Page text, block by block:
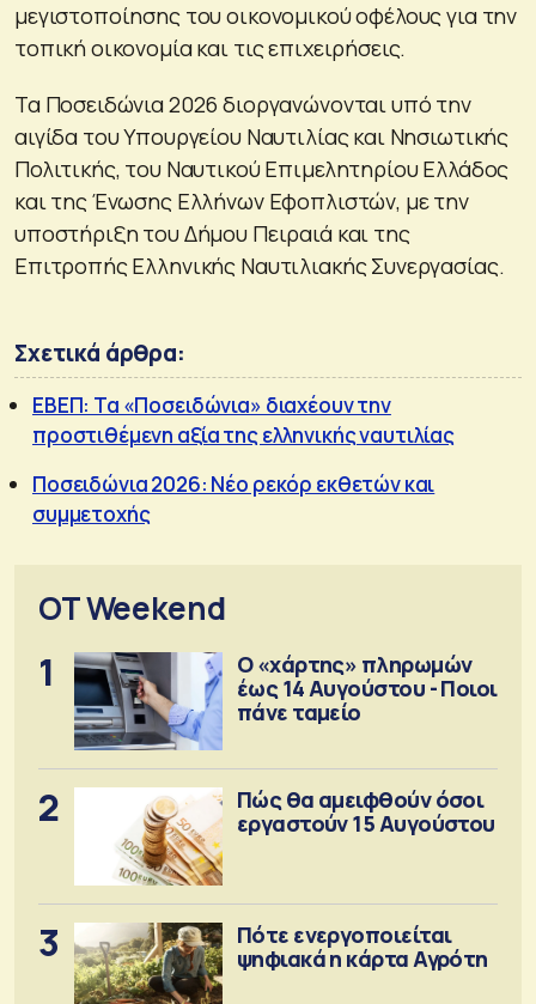
μεγιστοποίησης του οικονομικού οφέλους για την
τοπική οικονομία και τις επιχειρήσεις.
Τα Ποσειδώνια 2026 διοργανώνονται υπό την
αιγίδα του Υπουργείου Ναυτιλίας και Νησιωτικής
Πολιτικής, του Ναυτικού Επιμελητηρίου Ελλάδος
και της Ένωσης Ελλήνων Εφοπλιστών, με την
υποστήριξη του Δήμου Πειραιά και της
Επιτροπής Ελληνικής Ναυτιλιακής Συνεργασίας.
Σχετικά άρθρα:
ΕΒΕΠ: Τα «Ποσειδώνια» διαχέουν την
προστιθέμενη αξία της ελληνικής ναυτιλίας
Ποσειδώνια 2026: Νέο ρεκόρ εκθετών και
συμμετοχής
OT Weekend
1
Ο «χάρτης» πληρωμών
έως 14 Αυγούστου - Ποιοι
πάνε ταμείο
2
Πώς θα αμειφθούν όσοι
εργαστούν 15 Αυγούστου
3
Πότε ενεργοποιείται
ψηφιακά η κάρτα Αγρότη